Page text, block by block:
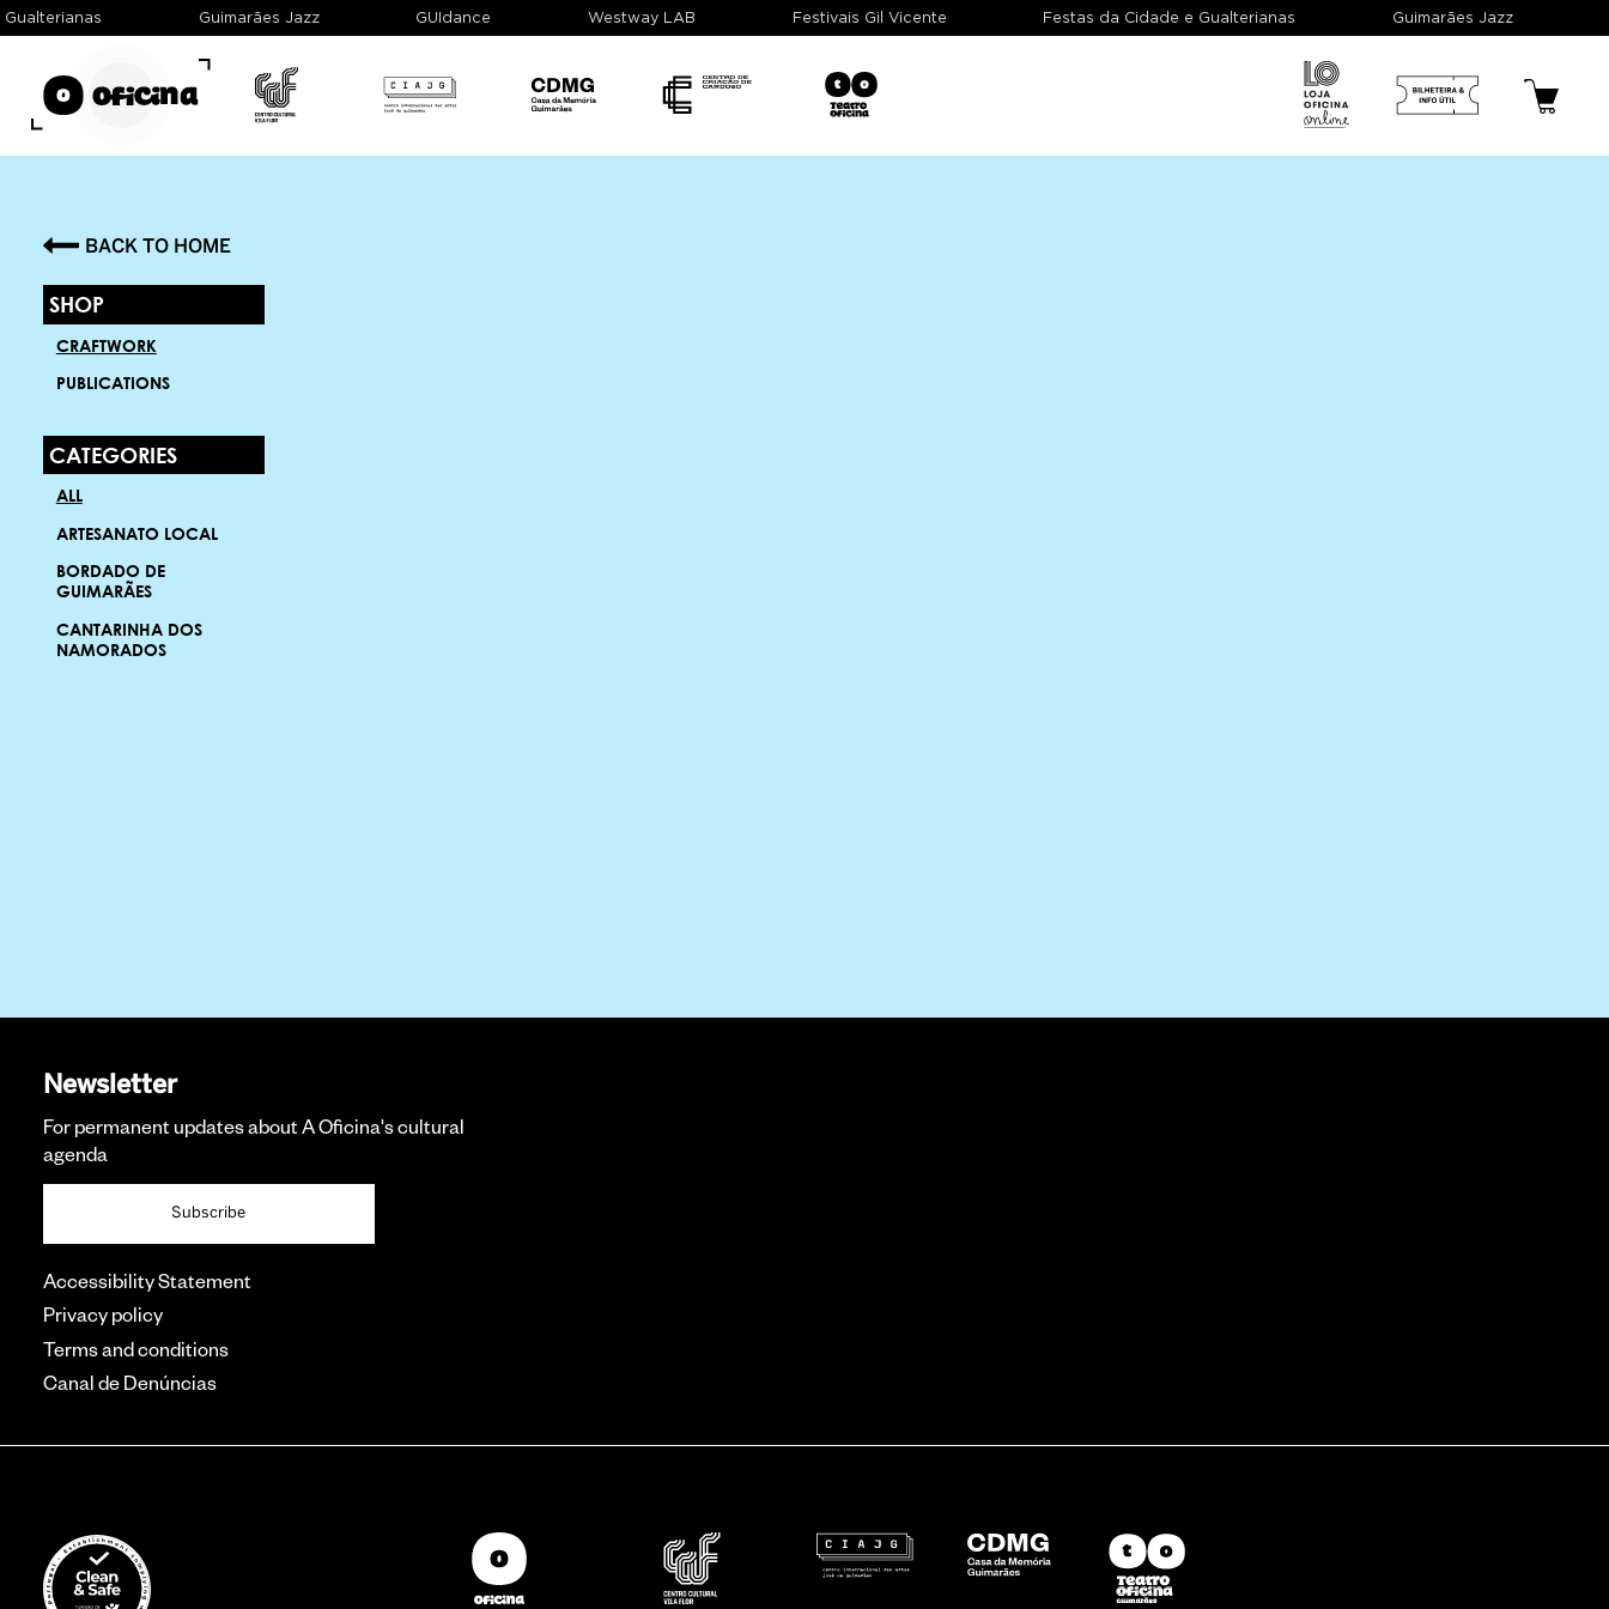
Gualterianas Guimarães Jazz GUIdance Westway LAB Festivais Gil Vicente Festas da Cidade e Gualterianas Guimarães Jazz
BACK TO HOME
SHOP
CRAFTWORK
PUBLICATIONS
CATEGORIES
ALL
ARTESANATO LOCAL
BORDADO DE
GUIMARÃES
CANTARINHA DOS
NAMORADOS
Newsletter
For permanent updates about A Oficina's cultural
agenda
Subscribe
Accessibility Statement
Privacy policy
Terms and conditions
Canal de Denúncias